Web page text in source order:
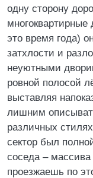
одну сторону
это время года)
затхлости и
неуютными
ровной полосой
выставляя
лишним
различных
сектор был
соседа –
проезжаешь по